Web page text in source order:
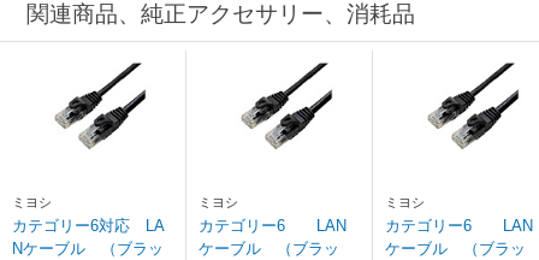
関連商品、純正アクセサリー、消耗品
ミヨシ
カテゴリー6対応 LA
Nケーブル （ブラッ
ミヨシ
カテゴリー6 LAN
ケーブル （ブラッ
ミヨシ
カテゴリー6 LAN
ケーブル （ブラッ